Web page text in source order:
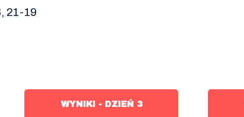
21-19
WYNIKI - DZIEŃ 3